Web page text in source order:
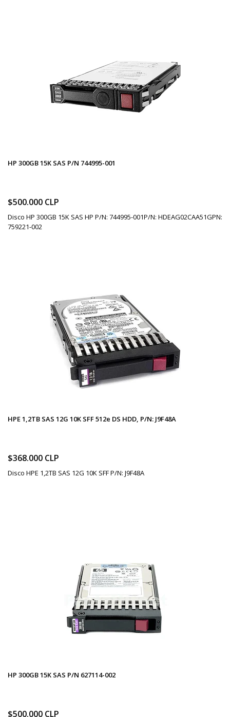
HP 300GB 15K SAS P/N 744995-001
$500.000 CLP
Disco HP 300GB 15K SAS HP P/N: 744995-001P/N: HDEAG02CAA51GPN:
759221-002
HPE 1,2TB SAS 12G 10K SFF 512e DS HDD, P/N: J9F48A
$368.000 CLP
Disco HPE 1,2TB SAS 12G 10K SFF P/N: J9F48A
HP 300GB 15K SAS P/N 627114-002
$500.000 CLP